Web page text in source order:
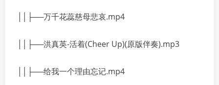
││├──万千花蕊慈母悲哀.mp4
││├──洪真英-活着(Cheer Up)(原版伴奏).mp3
││├──给我一个理由忘记.mp4